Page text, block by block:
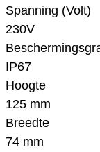
Spanning (Volt)
230V
IP67
Hoogte
125 mm
Breedte
74 mm